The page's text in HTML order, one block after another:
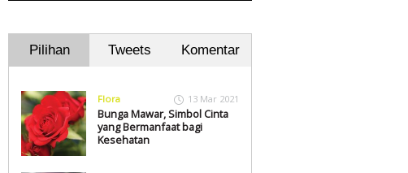
Pilihan Tweets Komentar
Flora 13 Mar 2021
Bunga Mawar, Simbol Cinta
yang Bermanfaat bagi
Kesehatan